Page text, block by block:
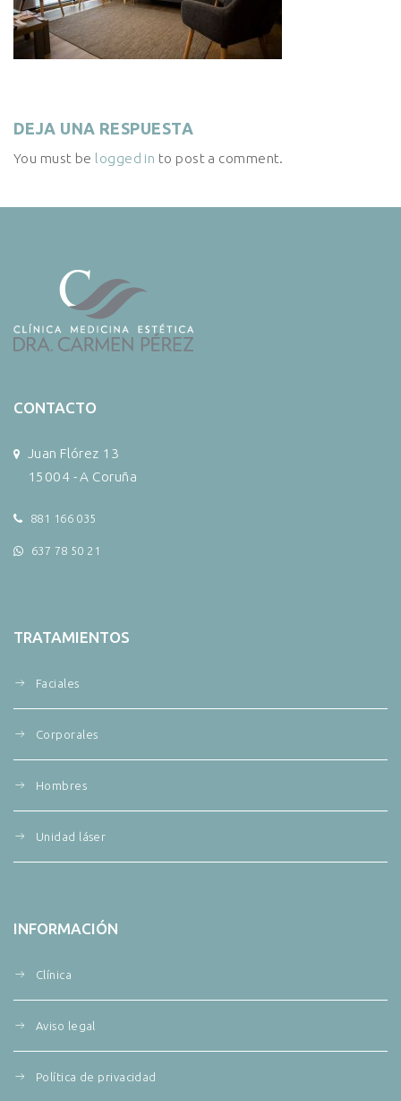
DEJA UNA RESPUESTA
You must be logged in to post a comment.
CONTACTO
Juan Flórez 13
15004 - A Coruña
881 166 035
637 78 50 21
TRATAMIENTOS
Faciales
Corporales
Hombres
Unidad láser
INFORMACIÓN
Clínica
Aviso legal
Política de privacidad